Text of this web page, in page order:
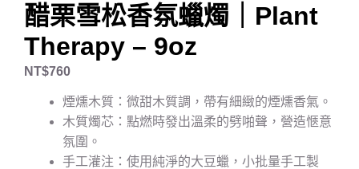
醋栗雪松香氛蠟燭｜Plant
Therapy – 9oz
NT$760
煙燻木質：微甜木質調，帶有細緻的煙燻香氣。
木質燭芯：點燃時發出溫柔的劈啪聲，營造愜意
氛圍。
手工灌注：使用純淨的大豆蠟，小批量手工製